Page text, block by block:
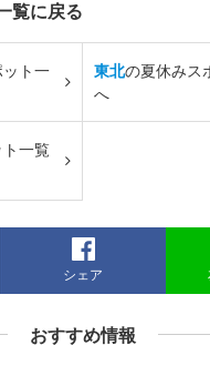
覧に戻る
ト一
東北の夏休みス
へ
一覧
シェア
おすすめ情報